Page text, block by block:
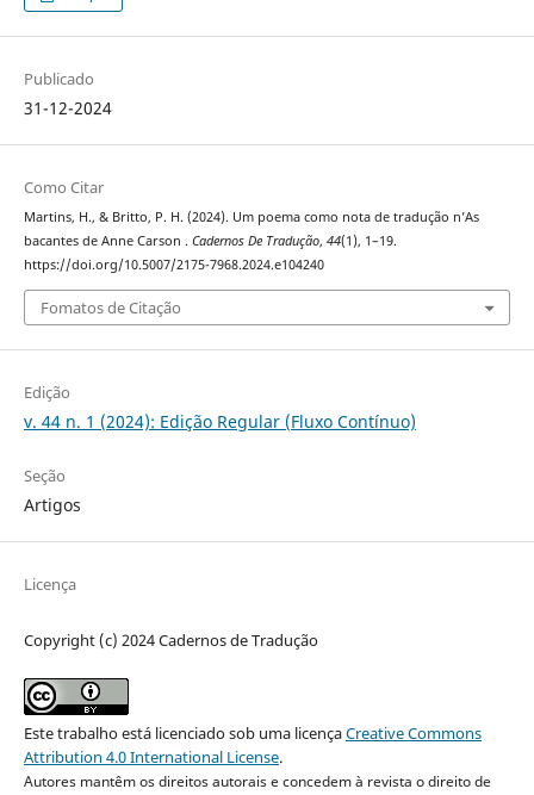
Publicado
31-12-2024
Como Citar
Martins, H., & Britto, P. H. (2024). Um poema como nota de tradução n’As
bacantes de Anne Carson . Cadernos De Tradução, 44(1), 1–19.
https://doi.org/10.5007/2175-7968.2024.e104240
Fomatos de Citação
Edição
v. 44 n. 1 (2024): Edição Regular (Fluxo Contínuo)
Seção
Artigos
Licença
Copyright (c) 2024 Cadernos de Tradução
Este trabalho está licenciado sob uma licençaCreative Commons
Attribution 4.0 International License.
Autores mantêm os direitos autorais e concedem à revista o direito de